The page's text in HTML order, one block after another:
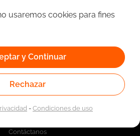
somos
Contáctanos
usaremos cookies para fines
y Continuar
Rechazar
-Condiciones de uso